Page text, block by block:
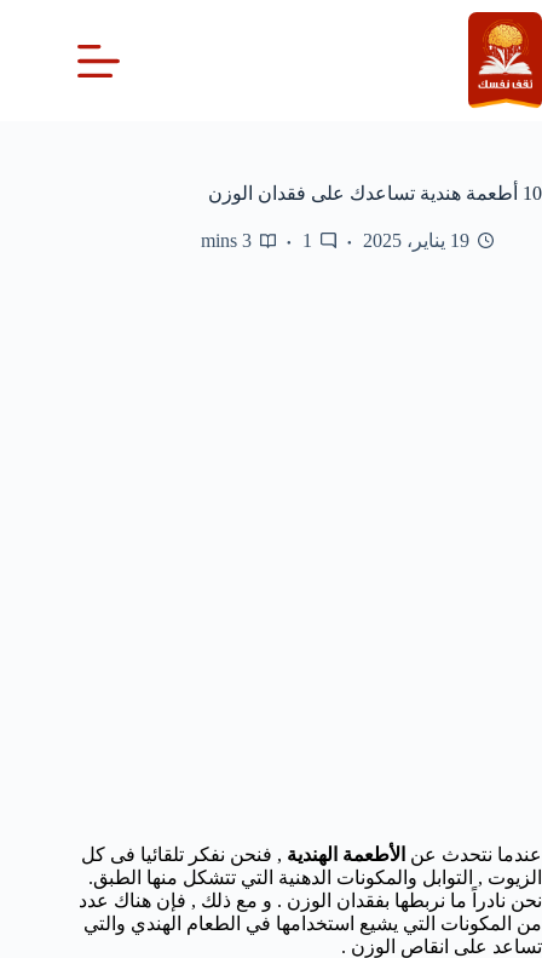
التجاوز
إلى
المحتوى
10 أطعمة هندية تساعدك على فقدان الوزن
19 يناير، 2025 1
3 mins
عندما نتحدث عن الأطعمة الهندية , فنحن نفكر تلقائيا فى كل
الزيوت , التوابل والمكونات الدهنية التي تتشكل منها الطبق.
نحن نادراً ما نربطها بفقدان الوزن . و مع ذلك , فإن هناك عدد
من المكونات التي يشيع استخدامها في الطعام الهندي والتي
تساعد على انقاص الوزن .